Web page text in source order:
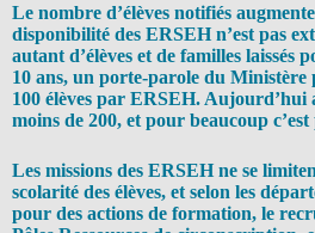
Le nombre d’élèves notifiés
disponibilité des ERSEH n’est pas
autant d’élèves et de familles laissés
10 ans, un porte-parole du
100 élèves par ERSEH. Aujourd’hui
moins de 200, et pour beaucoup c’est
Les missions des ERSEH ne se
scolarité des élèves, et selon les
pour des actions de formation, le